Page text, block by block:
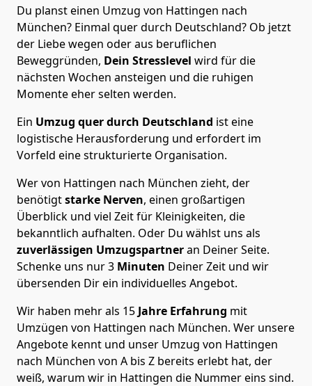
Du planst einen Umzug von Hattingen nach
München? Einmal quer durch Deutschland? Ob jetzt
der Liebe wegen oder aus beruflichen
Beweggründen, Dein Stresslevel wird für die
nächsten Wochen ansteigen und die ruhigen
Momente eher selten werden.
Ein Umzug quer durch Deutschland ist eine
logistische Herausforderung und erfordert im
Vorfeld eine strukturierte Organisation.
Wer von Hattingen nach München zieht, der
benötigtstarke Nerven, einen großartigen
Überblick und viel Zeit für Kleinigkeiten, die
bekanntlich aufhalten. Oder Du wählst uns als
zuverlässigen Umzugspartneran Deiner Seite.
Schenke uns nur3 Minuten Deiner Zeit und wir
übersenden Dir ein individuelles Angebot.
Wir haben mehr als 15 Jahre Erfahrung mit
Umzügen von Hattingen nach München. Wer unsere
Angebote kennt und unser Umzug von Hattingen
nach München von A bis Z bereits erlebt hat, der
weiß, warum wir in Hattingen die Nummer eins sind.